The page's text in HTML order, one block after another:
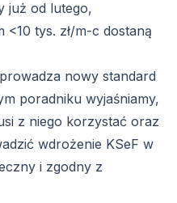
już od lutego,
tys. zł/m-c dostaną
nowy standard
poradniku wyjaśniamy,
z niego korzystać oraz
wdrożenie KSeF w
i zgodny z